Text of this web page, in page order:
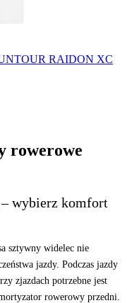
RAIDON XC
rowerowe
wybierz komfort
sztywny widelec nie
jazdy. Podczas jazdy
zjazdach potrzebne jest
rowerowy przedni.